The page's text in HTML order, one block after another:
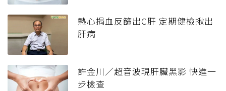
熱心捐血反篩出C肝 定期健檢揪出
肝病
許金川／超音波現肝臟黑影 快進一
步檢查